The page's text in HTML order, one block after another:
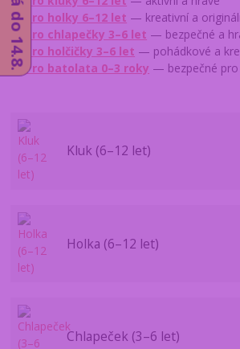
→
Pro holky 6–12 let — kreativní a
→
Pro chlapečky 3–6 let — bezpečné a
→
Pro holčičky 3–6 let — pohádkové a
→ Pro batolata 0–3 roky — bezpečné
Kluk (6–12 let)
Holka (6–12 let)
Chlapeček (3–6 let)